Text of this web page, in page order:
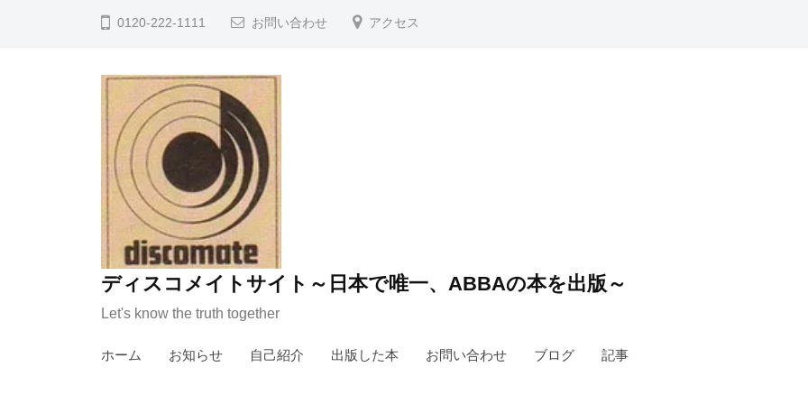
0120-222-1111 お問い合わせ アクセス
ディスコメイトサイト～日本で唯一、ABBAの本を出版～
Let's know the truth together
ホーム お知らせ 自己紹介 出版した本 お問い合わせ ブログ 記事